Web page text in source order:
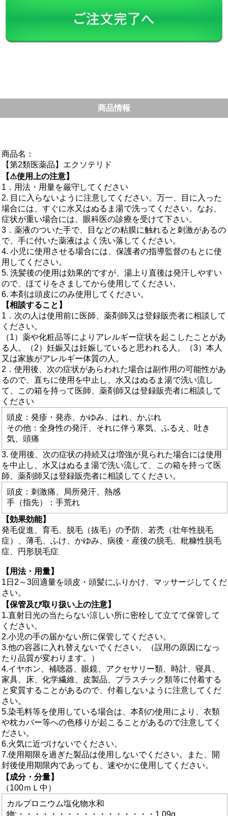
商品情報
商品名：
【第2類医薬品】エクソテリド
【⚠使用上の注意】
1．用法・用量を厳守してください
2. 目に入らないように注意してください。万一、目に入った
場合には、すぐに水又はぬるま湯で洗ってください。なお、
症状が重い場合には、眼科医の診療を受けて下さい。
3．薬液のついた手で、目などの粘膜に触れると刺激があるの
で、手に付いた薬液はよく洗い落してください。
4. 小児に使用させる場合には、保護者の指導監督のもとに使
用してください。
5. 洗髪後の使用は効果的ですが、湯上り直後は発汗しやすい
ので、ほてりをさましてから使用してください。
6. 本剤は頭皮にのみ使用してください。
【相談すること】
1．次の人は使用前に医師、薬剤師又は登録販売者に相談して
ください。
（1）薬や化粧品等によりアレルギー症状を起こしたことがあ
る人。（2）妊娠又は妊娠していると思われる人。（3）本人
又は家族がアレルギー体質の人。
2．使用後、次の症状があらわれた場合は副作用の可能性があ
るので、直ちに使用を中止し、水又はぬるま湯で洗い流し
て、この箱を持って医師、薬剤師又は登録販売者に相談して
ください
頭皮：発疹・発赤、かゆみ、はれ、かぶれ
その他：全身性の発汗、それに伴う寒気、ふるえ、吐き
気、頭痛
3. 使用後、次の症状の持続又は増強が見られた場合には使用
を中止し、水又はぬるま湯で洗い流して、この箱を持って医
師、薬剤師又は登録販売者に相談してください。
頭皮：刺激痛、局所発汗、熱感
手（指先）：手荒れ
【効果効能】
発毛促進、育毛、脱毛（抜毛）の予防、若禿（壮年性脱毛
症）、薄毛、ふけ、かゆみ、病後・産後の脱毛、粃糠性脱毛
症、円形脱毛症
【用法・用量】
1日2～3回適量を頭皮・頭髪にふりかけ、マッサージしてくだ
さい。
【保管及び取り扱い上の注意】
1.直射日光の当たらない涼しい所に密栓して立てて保管して
ください。
2.小児の手の届かない所に保管してください。
3.他の容器に入れ替えないでください。（誤用の原因になっ
たり品質が変わります。）
4.イヤホン、補聴器、眼鏡、アクセサリー類、時計、寝具、
家具、床、化学繊維、皮製品、プラスチック類等に付着する
と変質することがあるので、付着しないように注意してくだ
さい。
5.染毛料等を使用している場合は、本剤の使用により、衣類
や枕カバー等への色移りが起こることがあるので注意してく
ださい。
6.火気に近づけないでください。
7.使用期限を過ぎた製品は使用しないでください。また、開
封後使用期限内であっても、速やかに使用してください。
【成分・分量】
（100ｍＬ中）
カルプロニウム塩化物水和
物:・・・・・・・・・・・・・・・・・1.09g